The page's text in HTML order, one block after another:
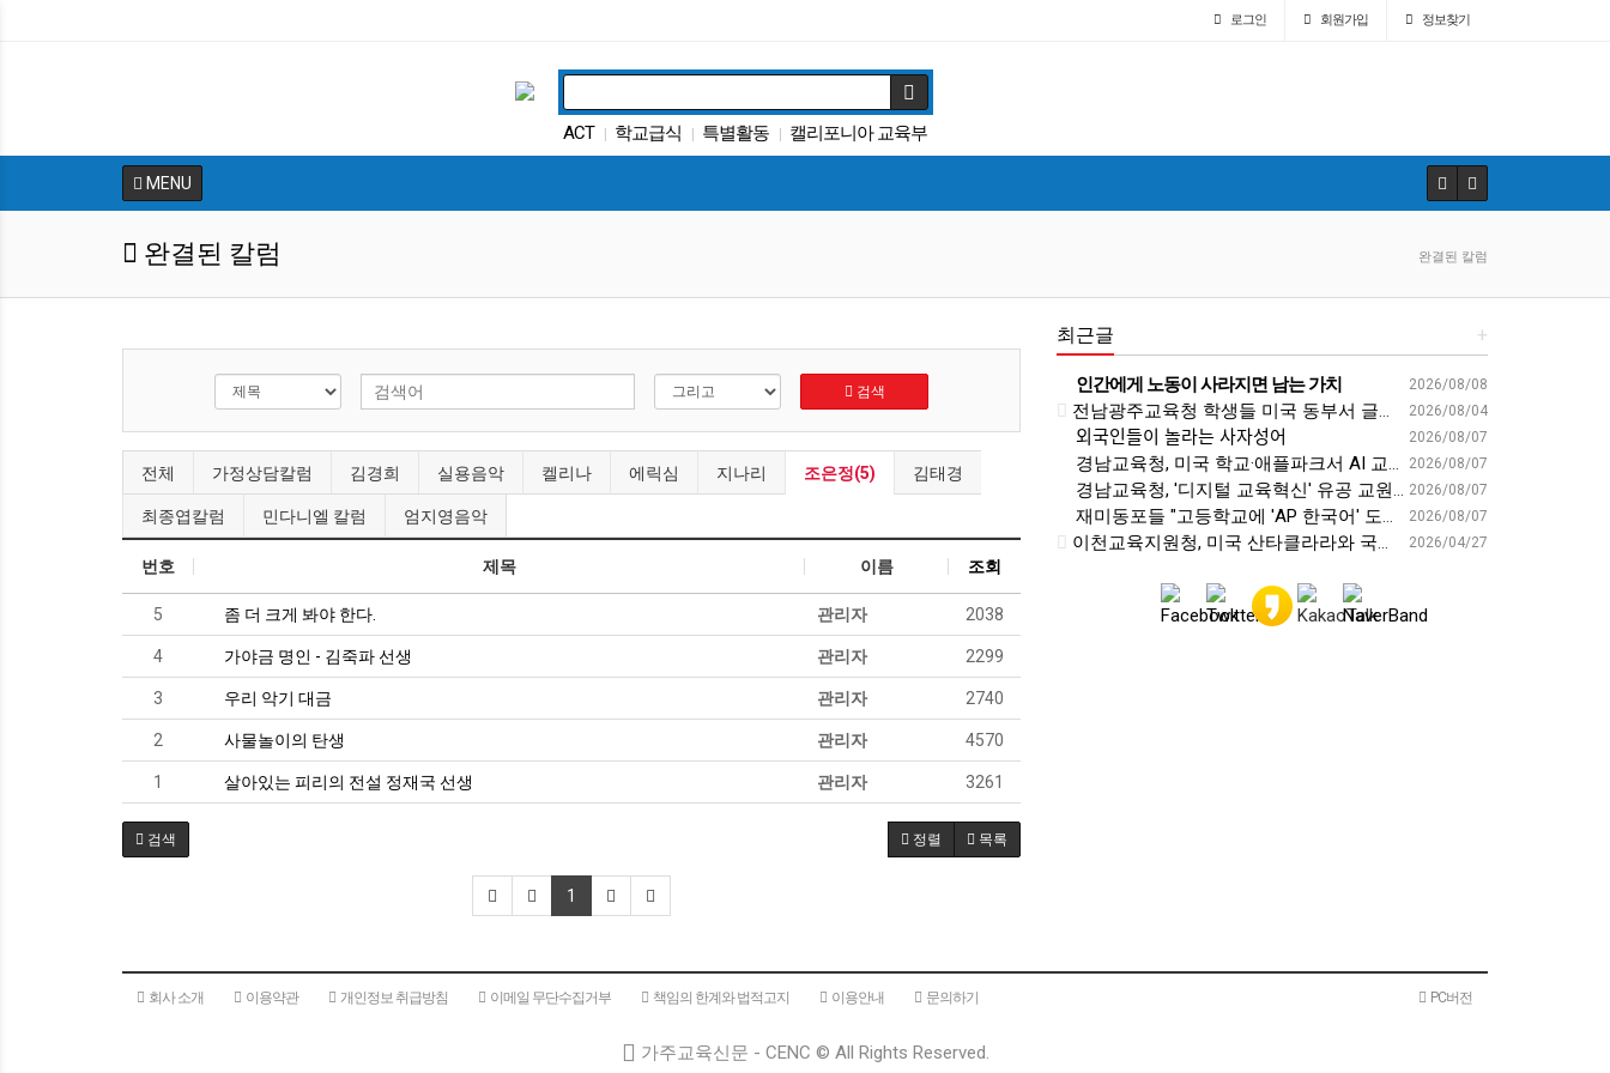
로그인 회원가입 정보찾기
ACT 학교급식 특별활동 캘리포니아 교육부
SAT ACT 봉사활동 매그닛 스쿨 에세이
MENU
완결된 칼럼 완결된 칼럼
검색
전체 가정상담칼럼 김경희 실용음악 켈리나 에릭심 지나리 조은정(5) 김태경
최종엽칼럼 민다니엘 칼럼 엄지영음악
번호 제목 이름 조회
5 좀 더 크게 봐야 한다. 관리자 2038
4 가야금 명인 - 김죽파 선생 관리자 2299
3 우리 악기 대금 관리자 2740
2 사물놀이의 탄생 관리자 4570
1 살아있는 피리의 전설 정재국 선생 관리자 3261
정렬 목록
검색
1
+
최근글
2026/08/08
인간에게 노동이 사라지면 남는 가치
2026/08/04
전남광주교육청 학생들 미국 동부서 글로벌 리더십 체험 - 전남인터넷신문
2026/08/07
외국인들이 놀라는 사자성어
2026/08/07
경남교육청, 미국 학교·애플파크서 AI 교육 해법 찾는다 - 스트레이트뉴스
2026/08/07
경남교육청, '디지털 교육혁신' 유공 교원 24명 미국 연수 - 연합뉴스
2026/08/07
재미동포들 "고등학교에 'AP 한국어' 도입하라“ - 재외동포신문
2026/04/27
이천교육지원청, 미국 산타클라라와 국제교육교류 파트너십 회의 개최:경인투데이뉴스 - 경인투데이뉴스
회사 소개 이용약관 개인정보 취급방침 이메일 무단수집거부 책임의 한계와 법적고지 이용안내 문의하기 PC버전
가주교육신문 - CENC © All Rights Reserved.